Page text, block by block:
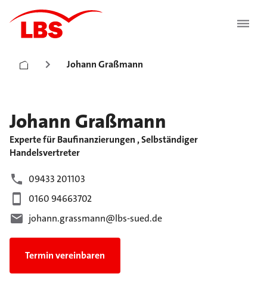
Johann Graßmann
Johann Graßmann
Experte für Baufinanzierungen , Selbständiger
Handelsvertreter
09433 201103
0160 94663702
johann.grassmann@lbs-sued.de
Termin vereinbaren